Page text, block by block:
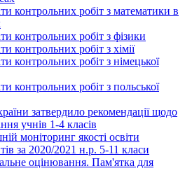
контрольних робіт з математики в
контрольних робіт з фізики
контрольних робіт з хімії
контрольних робіт з німецької
контрольних робіт з польської
затвердило рекомендації щодо
учнів 1-4 класів
моніторинг якості освіти
за 2020/2021 н.р. 5-11 класи
оцінювання. Пам'ятка для